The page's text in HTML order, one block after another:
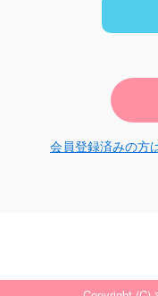
会員登録済みの方